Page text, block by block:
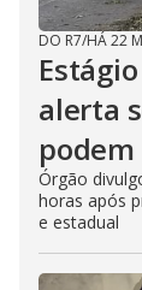
DO R7/HÁ 22
alerta
Órgão
horas após
e estadual